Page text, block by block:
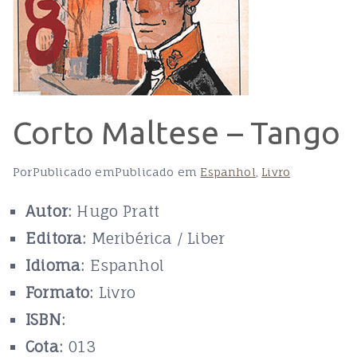
Corto Maltese – Tango
PorPublicado emPublicado em Espanhol Livro
Autor: Hugo Pratt
Editora: Meribérica / Liber
Idioma: Espanhol
Formato: Livro
ISBN:
Cota: 013